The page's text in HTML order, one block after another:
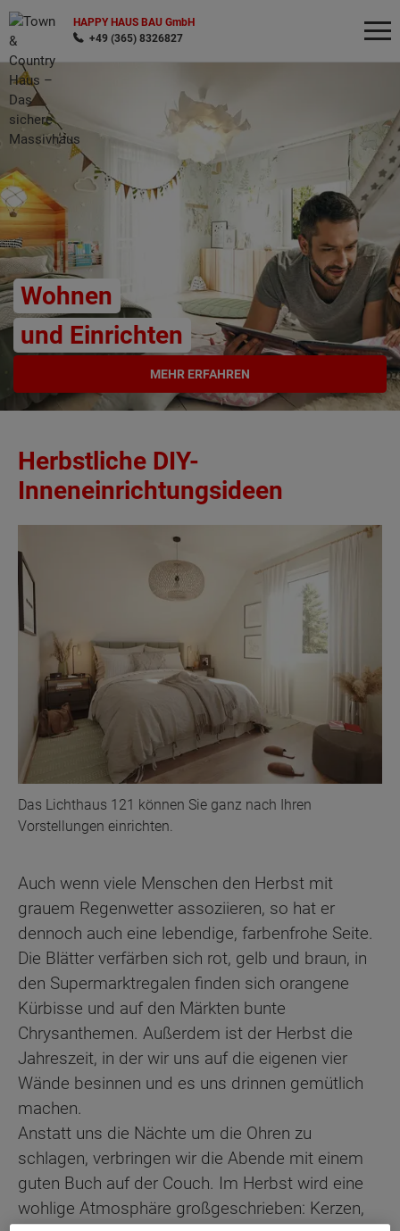
HAPPY HAUS BAU GmbH
+49 (365) 8326827
Wohnen
und Einrichten
MEHR ERFAHREN
Herbstliche DIY-
Inneneinrichtungsideen
Das Lichthaus 121 können Sie ganz nach Ihren
Vorstellungen einrichten.
Auch wenn viele Menschen den Herbst mit
grauem Regenwetter assoziieren, so hat er
dennoch auch eine lebendige, farbenfrohe Seite.
Die Blätter verfärben sich rot, gelb und braun, in
den Supermarktregalen finden sich orangene
Kürbisse und auf den Märkten bunte
Chrysanthemen. Außerdem ist der Herbst die
Jahreszeit, in der wir uns auf die eigenen vier
Wände besinnen und es uns drinnen gemütlich
machen.
Anstatt uns die Nächte um die Ohren zu
schlagen, verbringen wir die Abende mit einem
guten Buch auf der Couch. Im Herbst wird eine
wohlige Atmosphäre großgeschrieben: Kerzen,
Wonach möchten Sie suchen?